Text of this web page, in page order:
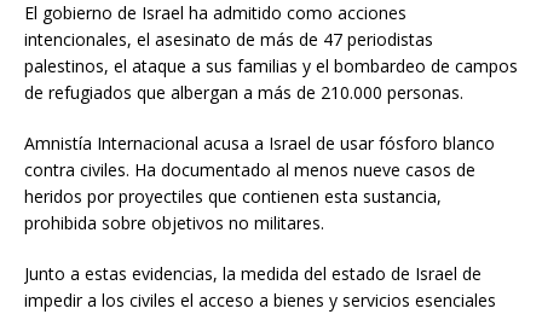
El gobierno de Israel ha admitido como acciones
intencionales, el asesinato de más de 47 periodistas
palestinos, el ataque a sus familias y el bombardeo de campos
de refugiados que albergan a más de 210.000 personas.
Amnistía Internacional acusa a Israel de usar fósforo blanco
contra civiles. Ha documentado al menos nueve casos de
heridos por proyectiles que contienen esta sustancia,
prohibida sobre objetivos no militares.
Junto a estas evidencias, la medida del estado de Israel de
impedir a los civiles el acceso a bienes y servicios esenciales